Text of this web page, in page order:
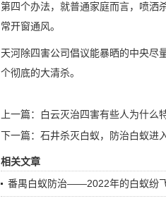
第四个办法，就普通家庭而言，喷洒
常开窗通风。
天河除四害公司倡议能暴晒的中央尽
个彻底的大清杀。
上一篇： 白云灭治四害有些人为什么
下一篇：石井杀灭白蚁，防治白蚁进
相关文章
番禺白蚁防治——2022年的白蚁纷